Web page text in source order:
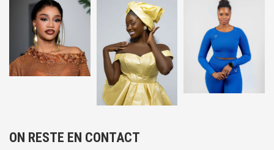
ON RESTE EN CONTACT